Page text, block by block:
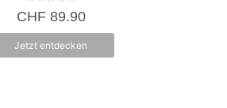
0
v
5
CHF89.90
Jetzt entdecken